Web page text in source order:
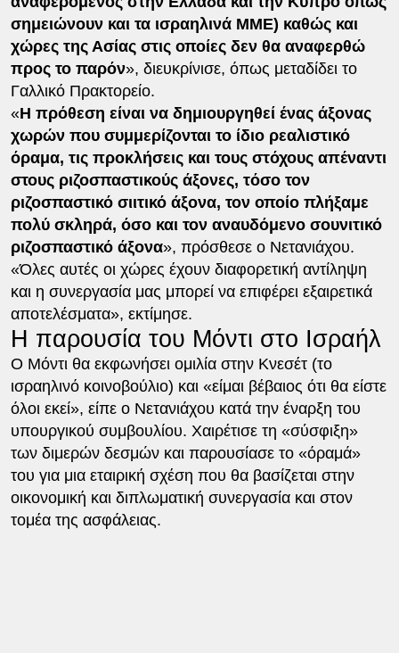
σημειώνουν και τα ισραηλινά ΜΜΕ) καθώς και
χώρες της Ασίας στις οποίες δεν θα αναφερθώ
προς το παρόν», διευκρίνισε, όπως μεταδίδει το
Γαλλικό Πρακτορείο.
«Η πρόθεση είναι να δημιουργηθεί ένας άξονας
χωρών που συμμερίζονται το ίδιο ρεαλιστικό
όραμα, τις προκλήσεις και τους στόχους απέναντι
στους ριζοσπαστικούς άξονες, τόσο τον
ριζοσπαστικό σιιτικό άξονα, τον οποίο πλήξαμε
πολύ σκληρά, όσο και τον αναυδόμενο σουνιτικό
ριζοσπαστικό άξονα», πρόσθεσε ο Νετανιάχου.
«Όλες αυτές οι χώρες έχουν διαφορετική αντίληψη
και η συνεργασία μας μπορεί να επιφέρει εξαιρετικά
αποτελέσματα», εκτίμησε.
Η παρουσία του Μόντι στο Ισραήλ
Ο Μόντι θα εκφωνήσει ομιλία στην Κνεσέτ (το
ισραηλινό κοινοβούλιο) και «είμαι βέβαιος ότι θα είστε
όλοι εκεί», είπε ο Νετανιάχου κατά την έναρξη του
υπουργικού συμβουλίου. Χαιρέτισε τη «σύσφιξη»
των διμερών δεσμών και παρουσίασε το «όραμά»
του για μια εταιρική σχέση που θα βασίζεται στην
οικονομική και διπλωματική συνεργασία και στον
τομέα της ασφάλειας.